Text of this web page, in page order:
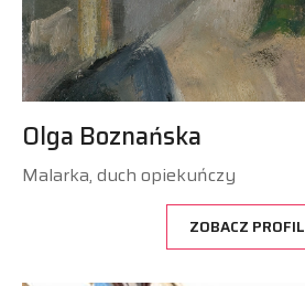
Olga Boznańska
Malarka, duch opiekuńczy
ZOBACZ PROFIL